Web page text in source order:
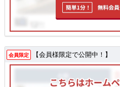
会員限定 【会員様限定で公開中！】